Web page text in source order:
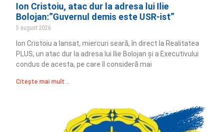
Ion Cristoiu, atac dur la adresa lui Ilie
Bolojan:”Guvernul demis este USR-ist”
5 august 2026
Ion Cristoiu a lansat, miercuri seară, în direct la Realitatea
PLUS, un atac dur la adresa lui Ilie Bolojan și a Executivului
condus de acesta, pe care îl consideră mai
Citește mai mult ..